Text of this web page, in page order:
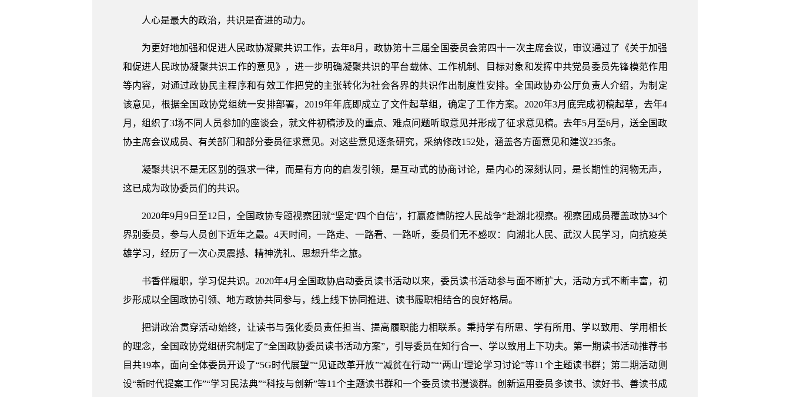
人心是最大的政治，共识是奋进的动力。
为更好地加强和促进人民政协凝聚共识工作，去年8月，政协第十三届全国委员会第四十一次主席会议，审议通过了《关于加强
和促进人民政协凝聚共识工作的意见》，进一步明确凝聚共识的平台载体、工作机制、目标对象和发挥中共党员委员先锋模范作用
等内容，对通过政协民主程序和有效工作把党的主张转化为社会各界的共识作出制度性安排。全国政协办公厅负责人介绍，为制定
该意见，根据全国政协党组统一安排部署，2019年年底即成立了文件起草组，确定了工作方案。2020年3月底完成初稿起草，去年4
月，组织了3场不同人员参加的座谈会，就文件初稿涉及的重点、难点问题听取意见并形成了征求意见稿。去年5月至6月，送全国政
协主席会议成员、有关部门和部分委员征求意见。对这些意见逐条研究，采纳修改152处，涵盖各方面意见和建议235条。
凝聚共识不是无区别的强求一律，而是有方向的启发引领，是互动式的协商讨论，是内心的深刻认同，是长期性的润物无声，
这已成为政协委员们的共识。
2020年9月9日至12日，全国政协专题视察团就“坚定‘四个自信’，打赢疫情防控人民战争”赴湖北视察。视察团成员覆盖政协34个
界别委员，参与人员创下近年之最。4天时间，一路走、一路看、一路听，委员们无不感叹：向湖北人民、武汉人民学习，向抗疫英
雄学习，经历了一次心灵震撼、精神洗礼、思想升华之旅。
书香伴履职，学习促共识。2020年4月全国政协启动委员读书活动以来，委员读书活动参与面不断扩大，活动方式不断丰富，初
步形成以全国政协引领、地方政协共同参与，线上线下协同推进、读书履职相结合的良好格局。
把讲政治贯穿活动始终，让读书与强化委员责任担当、提高履职能力相联系。秉持学有所思、学有所用、学以致用、学用相长
的理念，全国政协党组研究制定了“全国政协委员读书活动方案”，引导委员在知行合一、学以致用上下功夫。第一期读书活动推荐书
目共19本，面向全体委员开设了“5G时代展望”“见证改革开放”“减贫在行动”“‘两山’理论学习讨论”等11个主题读书群；第二期活动则
设“新时代提案工作”“学习民法典”“科技与创新”等11个主题读书群和一个委员读书漫谈群。创新运用委员多读书、读好书、善读书成